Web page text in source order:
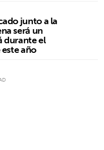
junto a la
será un
durante el
año